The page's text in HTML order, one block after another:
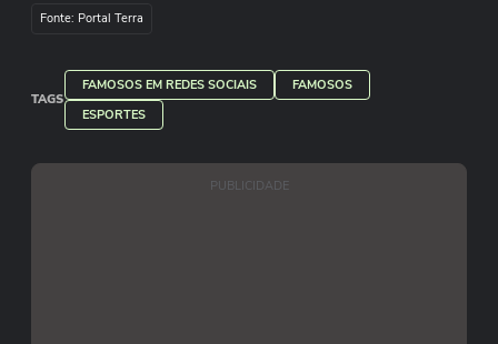
rodadas de futebol e que invadem a madrugada
de 1 ano. A jornalista disse que vai focar em
vídeos verticais: “Eu sempre fiz vídeo pras redes,
mas agora eu vou pagar os boletos com as
redes sociais”.
Reprodução/domibecker/Instagram
Fonte: Portal Terra
TAGS
FAMOSOS EM REDES SOCIAIS
FAMOSOS
ESPORTES
PUBLICIDADE